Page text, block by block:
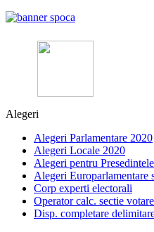
Alegeri
Alegeri Parlamentare 2020
Alegeri Locale 2020
Alegeri pentru
Alegeri Europarlamentare
Corp experti electorali
Operator calc. sectie votare
Disp. completare